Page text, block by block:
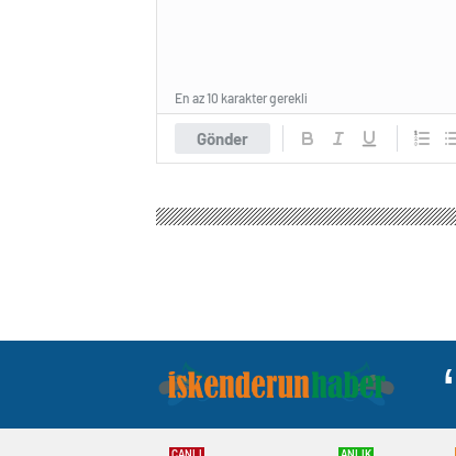
Gönder
En az 10 karakter gerekli